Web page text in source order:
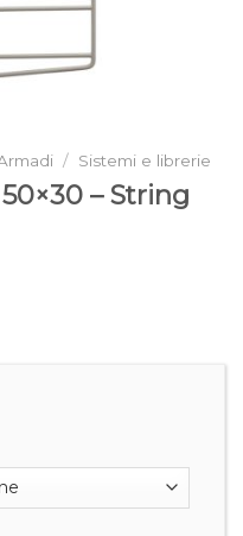
/ Sistemi e librerie
– String